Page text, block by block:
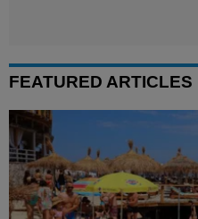
FEATURED ARTICLES